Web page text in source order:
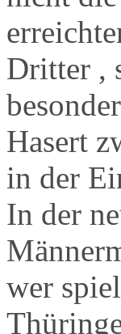
Dritter ,
Hasert
in der
In der
wer